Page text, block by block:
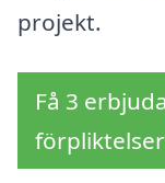
projekt.
Få 3
förpliktelser